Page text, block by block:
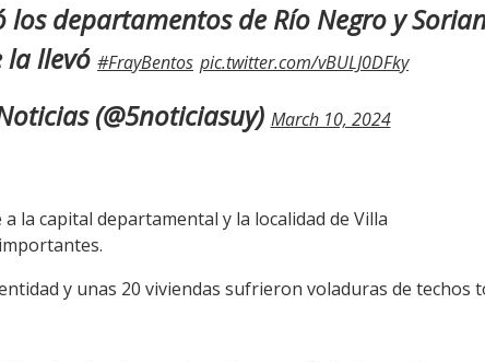
departamentos de Río Negro y
la llevó #FrayBentos pic.twitter.com/vBULJ0DFky
(@5noticiasuy) March 10, 2024
la capital departamental y la localidad de Villa
y unas 20 viviendas sufrieron voladuras de techos